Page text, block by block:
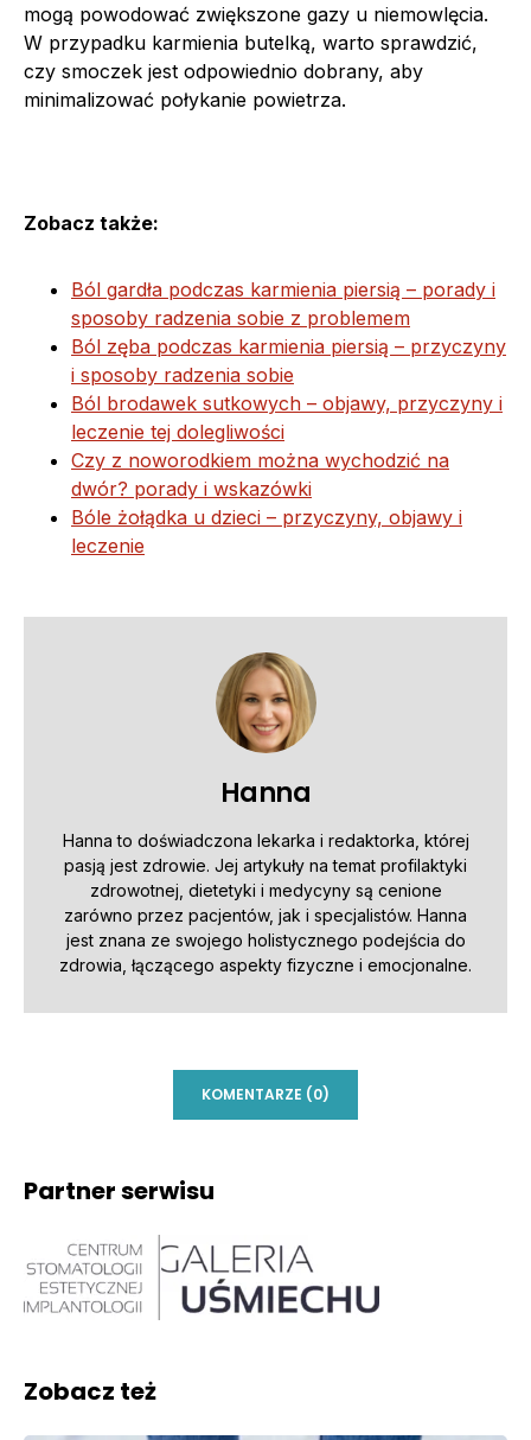
mogą powodować zwiększone gazy u niemowlęcia.
W przypadku karmienia butelką, warto sprawdzić,
czy smoczek jest odpowiednio dobrany, aby
minimalizować połykanie powietrza.
Zobacz także:
Ból gardła podczas karmienia piersią – porady i
sposoby radzenia sobie z problemem
Ból zęba podczas karmienia piersią – przyczyny
i sposoby radzenia sobie
Ból brodawek sutkowych – objawy, przyczyny i
leczenie tej dolegliwości
Czy z noworodkiem można wychodzić na
dwór? porady i wskazówki
Bóle żołądka u dzieci – przyczyny, objawy i
leczenie
Hanna
Hanna to doświadczona lekarka i redaktorka, której
pasją jest zdrowie. Jej artykuły na temat profilaktyki
zdrowotnej, dietetyki i medycyny są cenione
zarówno przez pacjentów, jak i specjalistów. Hanna
jest znana ze swojego holistycznego podejścia do
zdrowia, łączącego aspekty fizyczne i emocjonalne.
KOMENTARZE (0)
Partner serwisu
Zobacz też